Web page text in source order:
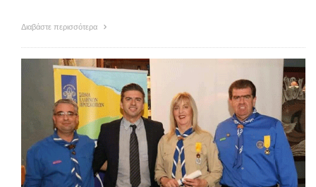
Διαβάστε περισσότερα